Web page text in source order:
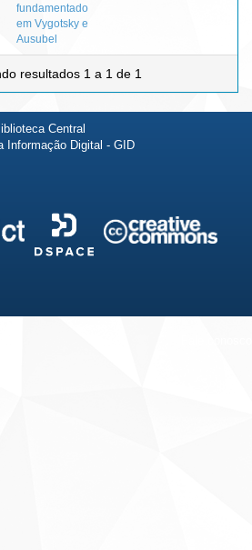
fundamentado
em Vygotsky e
Ausubel
resultados 1 a 1 de 1
Central
Informação Digital - GID